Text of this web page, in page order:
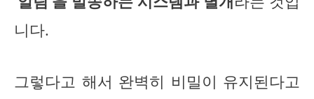
니다.
그렇다고 해서 완벽히 비밀이 유지된다고